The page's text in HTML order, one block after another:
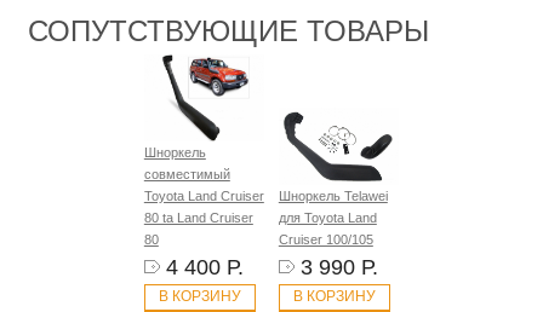
СОПУТСТВУЮЩИЕ ТОВАРЫ
Шноркель
совместимый
Toyota Land Cruiser
80 ta Land Cruiser
80
4 400 Р.
В КОРЗИНУ
Шноркель Telawei
для Toyota Land
Cruiser 100/105
3 990 Р.
В КОРЗИНУ